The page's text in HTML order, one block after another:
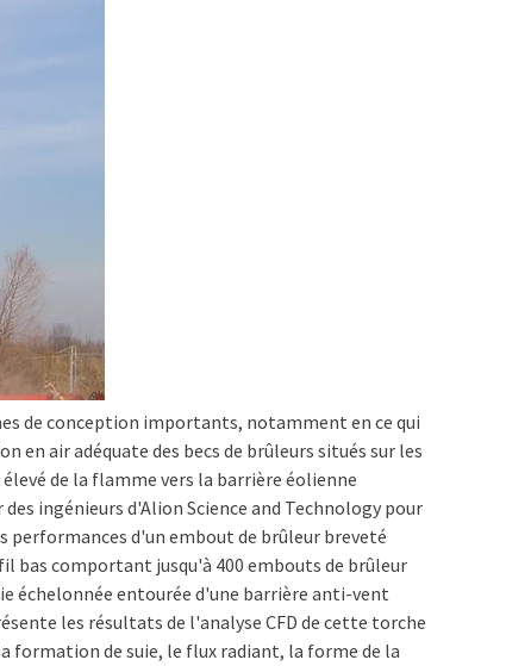
de conception importants, notamment en ce qui
air adéquate des becs de brûleurs situés sur les
de la flamme vers la barrière éolienne
ingénieurs d'Alion Science and Technology pour
performances d'un embout de brûleur breveté
bas comportant jusqu'à 400 embouts de brûleur
échelonnée entourée d'une barrière anti-vent
les résultats de l'analyse CFD de cette torche
formation de suie, le flux radiant, la forme de la